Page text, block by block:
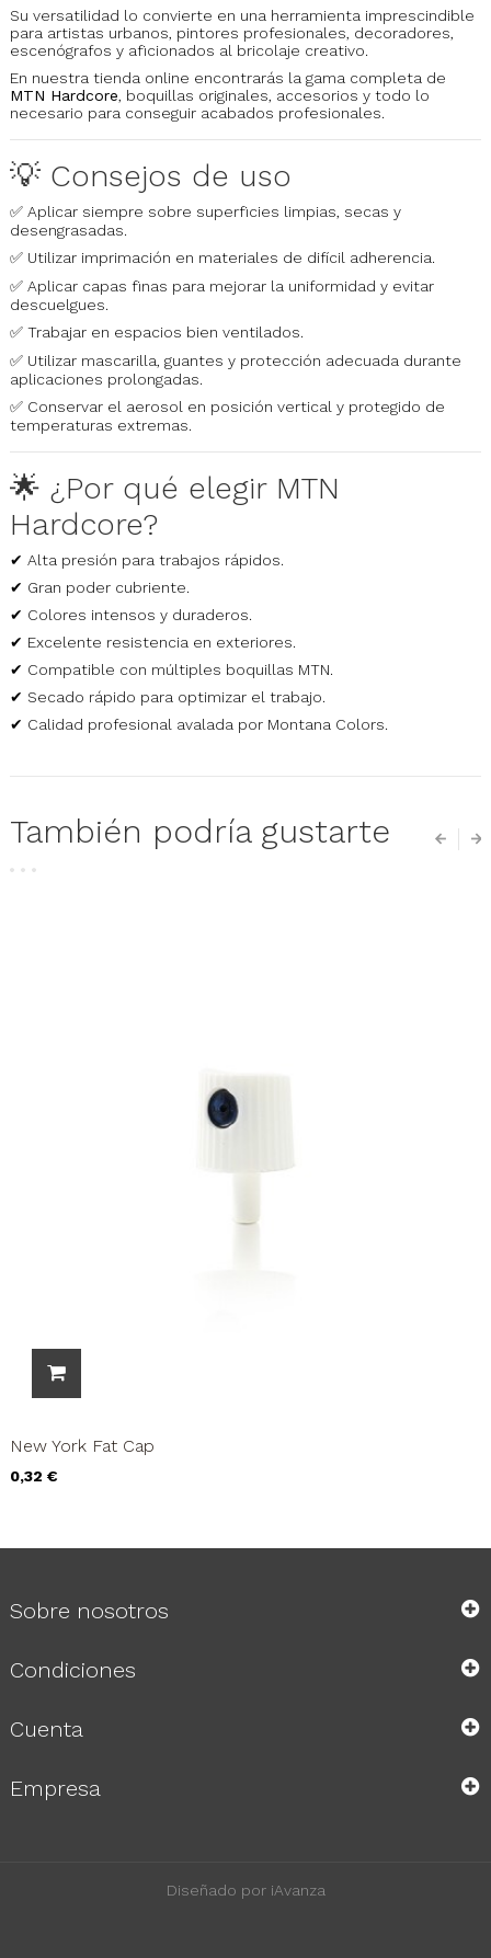
Su versatilidad lo convierte en una herramienta imprescindible
para artistas urbanos, pintores profesionales, decoradores,
escenógrafos y aficionados al bricolaje creativo.
En nuestra tienda online encontrarás la gama completa de
MTN Hardcore, boquillas originales, accesorios y todo lo
necesario para conseguir acabados profesionales.
💡 Consejos de uso
✅ Aplicar siempre sobre superficies limpias, secas y
desengrasadas.
✅ Utilizar imprimación en materiales de difícil adherencia.
✅ Aplicar capas finas para mejorar la uniformidad y evitar
descuelgues.
✅ Trabajar en espacios bien ventilados.
✅ Utilizar mascarilla, guantes y protección adecuada durante
aplicaciones prolongadas.
✅ Conservar el aerosol en posición vertical y protegido de
temperaturas extremas.
🌟 ¿Por qué elegir MTN
Hardcore?
✔ Alta presión para trabajos rápidos.
✔ Gran poder cubriente.
✔ Colores intensos y duraderos.
✔ Excelente resistencia en exteriores.
✔ Compatible con múltiples boquillas MTN.
✔ Secado rápido para optimizar el trabajo.
✔ Calidad profesional avalada por Montana Colors.
También podría gustarte
New York Fat Cap
Precio
0,32 €
Sobre nosotros
Condiciones
Cuenta
Empresa
Diseñado por iAvanza